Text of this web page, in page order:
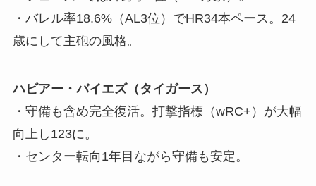
・バレル率18.6%（AL3位）でHR34本ペース。24
歳にして主砲の風格。
ハビアー・バイエズ（タイガース）
・守備も含め完全復活。打撃指標（wRC+）が大幅
向上し123に。
・センター転向1年目ながら守備も安定。